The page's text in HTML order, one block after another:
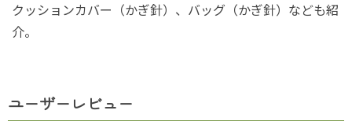
クッションカバー（かぎ針）、バッグ（かぎ針）なども紹
介。
ユーザーレビュー